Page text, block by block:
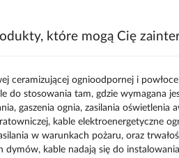
które mogą Cię
ceramizującej ognioodpornej i
do stosowania tam, gdzie wymagana
gaszenia ognia, zasilania oświetlenia
kable elektroenergetyczne
w warunkach pożaru, oraz
kable nadają się do